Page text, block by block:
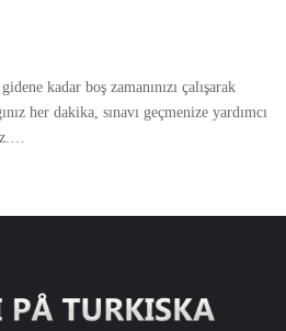
kadar boş zamanınızı çalışarak
her dakika, sınavı geçmenize yardımcı